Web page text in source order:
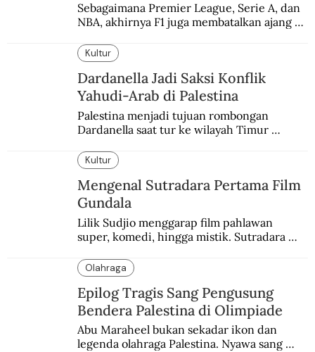
Sebagaimana Premier League, Serie A, dan
NBA, akhirnya F1 juga membatalkan ajang
enam dekade lampau.
Kultur
Dardanella Jadi Saksi Konflik
Yahudi-Arab di Palestina
Palestina menjadi tujuan rombongan
Dardanella saat tur ke wilayah Timur
ketegangan antara orang Yahudi dan
penduduk Arab.
Kultur
Mengenal Sutradara Pertama Film
Gundala
Lilik Sudjio menggarap film pahlawan
super, komedi, hingga mistik. Sutradara
Olahraga
Epilog Tragis Sang Pengusung
Bendera Palestina di Olimpiade
Abu Maraheel bukan sekadar ikon dan
legenda olahraga Palestina. Nyawa sang